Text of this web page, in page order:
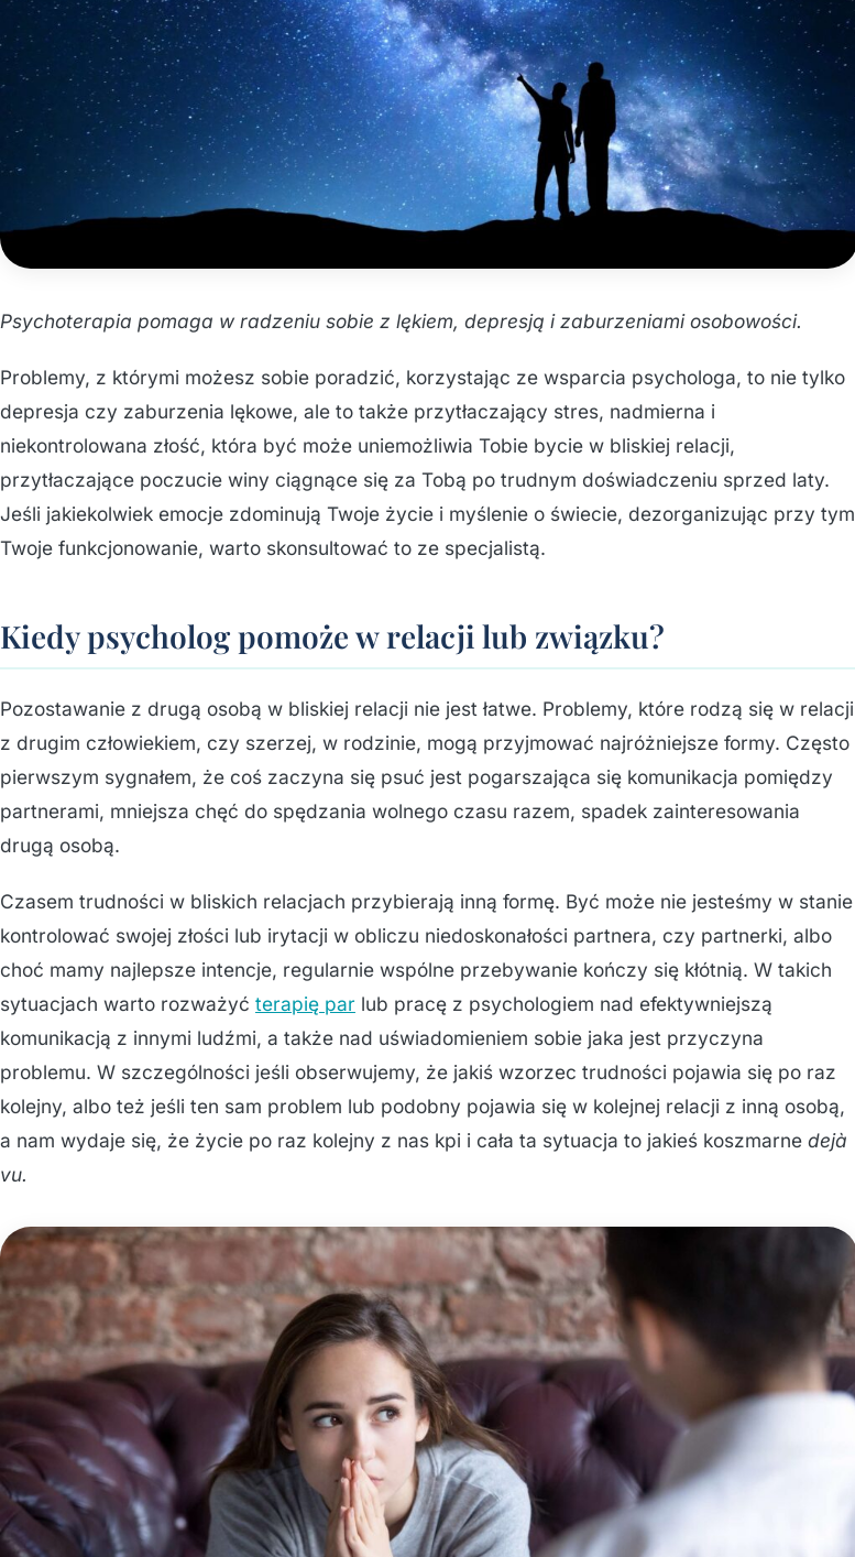
Psychoterapia pomaga w radzeniu sobie z lękiem, depresją i zaburzeniami osobowości.
Problemy, z którymi możesz sobie poradzić, korzystając ze wsparcia psychologa, to nie tylko
depresja czy zaburzenia lękowe, ale to także przytłaczający stres, nadmierna i
niekontrolowana złość, która być może uniemożliwia Tobie bycie w bliskiej relacji,
przytłaczające poczucie winy ciągnące się za Tobą po trudnym doświadczeniu sprzed laty.
Jeśli jakiekolwiek emocje zdominują Twoje życie i myślenie o świecie, dezorganizując przy tym
Twoje funkcjonowanie, warto skonsultować to ze specjalistą.
Kiedy psycholog pomoże w relacji lub związku?
Pozostawanie z drugą osobą w bliskiej relacji nie jest łatwe. Problemy, które rodzą się w relacji
z drugim człowiekiem, czy szerzej, w rodzinie, mogą przyjmować najróżniejsze formy. Często
pierwszym sygnałem, że coś zaczyna się psuć jest pogarszająca się komunikacja pomiędzy
partnerami, mniejsza chęć do spędzania wolnego czasu razem, spadek zainteresowania
drugą osobą.
Czasem trudności w bliskich relacjach przybierają inną formę. Być może nie jesteśmy w stanie
kontrolować swojej złości lub irytacji w obliczu niedoskonałości partnera, czy partnerki, albo
choć mamy najlepsze intencje, regularnie wspólne przebywanie kończy się kłótnią. W takich
sytuacjach warto rozważyć terapię par lub pracę z psychologiem nad efektywniejszą
komunikacją z innymi ludźmi, a także nad uświadomieniem sobie jaka jest przyczyna
problemu. W szczególności jeśli obserwujemy, że jakiś wzorzec trudności pojawia się po raz
kolejny, albo też jeśli ten sam problem lub podobny pojawia się w kolejnej relacji z inną osobą,
a nam wydaje się, że życie po raz kolejny z nas kpi i cała ta sytuacja to jakieś koszmarne dejà
vu.